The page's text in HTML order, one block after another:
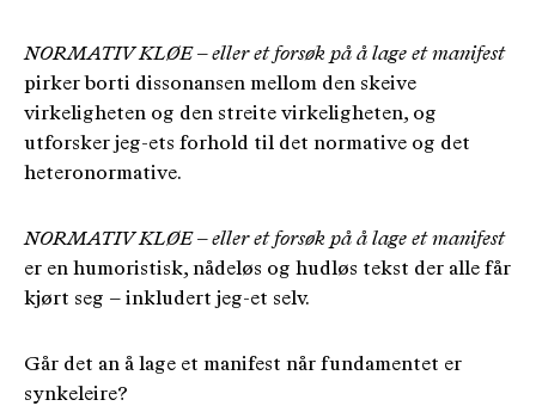
NORMATIV KLØE – eller et forsøk på å lage et manifest
pirker borti dissonansen mellom den skeive
virkeligheten og den streite virkeligheten, og
utforsker jeg-ets forhold til det normative og det
heteronormative.
NORMATIV KLØE – eller et forsøk på å lage et manifest
er en humoristisk, nådeløs og hudløs tekst der alle får
kjørt seg – inkludert jeg-et selv.
Går det an å lage et manifest når fundamentet er
synkeleire?